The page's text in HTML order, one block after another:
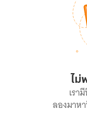
ไม่
เรา
ลองมาห